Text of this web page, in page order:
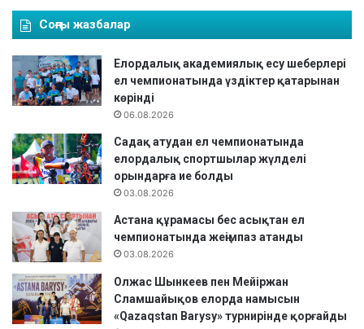
Соңғы жазбалар
Елордалық академиялық есу шеберлері
ел чемпионатында үздіктер қатарынан
көрінді
06.08.2026
Садақ атудан ел чемпионатында
елордалық спортшылар жүлделі
орындарға ие болды
03.08.2026
Астана құрамасы бес асықтан ел
чемпионатында жеңімпаз атанды
03.08.2026
Олжас Шынкеев пен Мейіржан
Сламшайықов елорда намысын
«Qazaqstan Barysy» турнирінде қорғайды